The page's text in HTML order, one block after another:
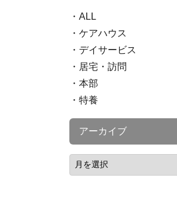
ALL
ケアハウス
デイサービス
居宅・訪問
本部
特養
アーカイブ